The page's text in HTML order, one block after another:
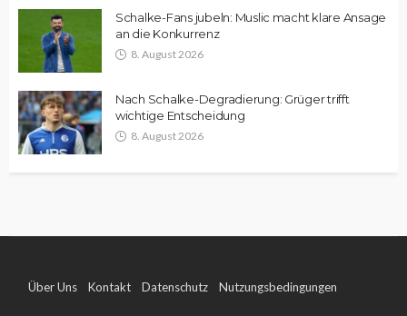
Schalke-Fans jubeln: Muslic macht klare Ansage
an die Konkurrenz
8. August 2026
Nach Schalke-Degradierung: Grüger trifft
wichtige Entscheidung
8. August 2026
Über Uns Kontakt Datenschutz Nutzungsbedingungen